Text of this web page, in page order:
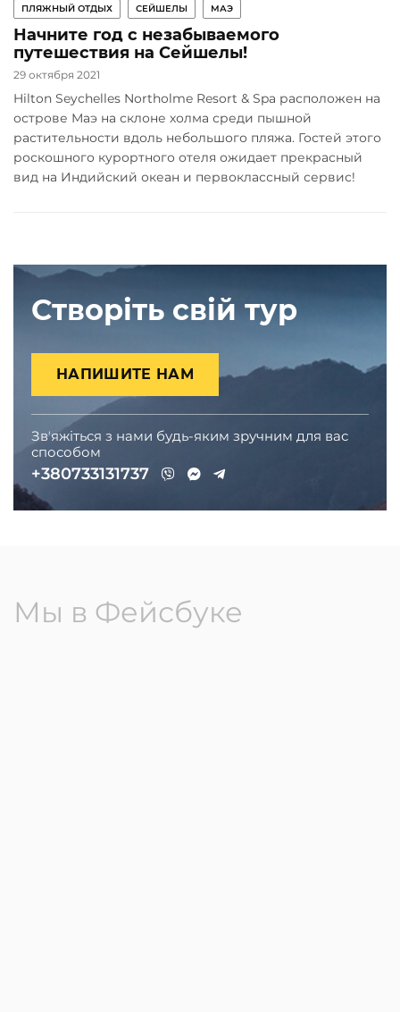
ПЛЯЖНЫЙ ОТДЫХ СЕЙШЕЛЫ МАЭ
Начните год с незабываемого
путешествия на Сейшелы!
29 октября 2021
Hilton Seychelles Northolme Resort & Spa расположен на
острове Маэ на склоне холма среди пышной
растительности вдоль небольшого пляжа. Гостей этого
роскошного курортного отеля ожидает прекрасный
вид на Индийский океан и первоклассный сервис!
Створіть свій тур
НАПИШИТЕ НАМ
Звʼяжіться з нами будь-яким зручним для вас
способом
+380733131737
Мы в Фейсбуке